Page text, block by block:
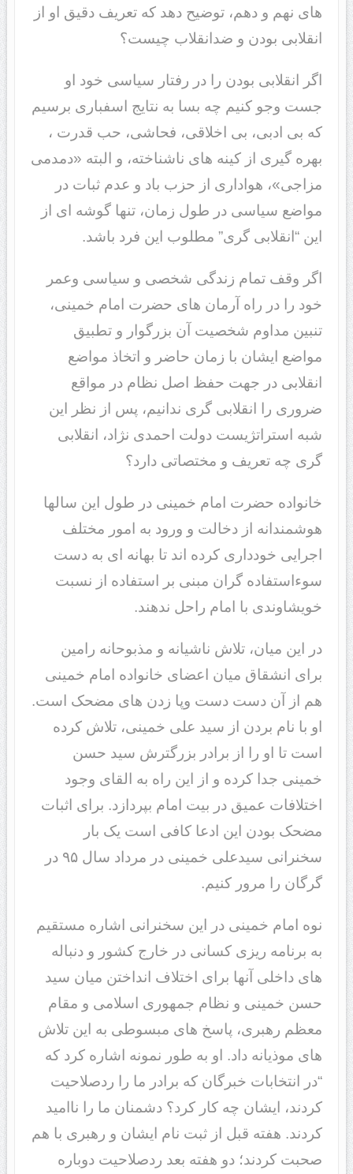
های نهم و دهم، توضیح دهد که تعریف دقیق او از
انقلابی بودن و ضدانقلاب چیست؟
اگر انقلابی بودن را در رفتار سیاسی خود او
جست وجو کنیم چه بسا به نتایج اسفباری برسیم
که بی ادبی، بی اخلاقی، فحاشی، حب قدرت ،
بهره گیری از کینه های ناشناخته، و البته «دمدمی
مزاجی»، هواداری از حزب باد و عدم ثبات در
مواضع سیاسی در طول زمان، تنها گوشه ای از
این “انقلابی گری” مطلوب این فرد باشد.
اگر وقف تمام زندگی شخصی و سیاسی وعمر
خود را در راه آرمان های حضرت امام خمینی،
تنبین مداوم شخصیت آن بزرگوار و تطبیق
مواضع ایشان با زمان حاضر و اتخاذ مواضع
انقلابی در جهت حفظ اصل نظام در مواقع
ضروری را انقلابی گری ندانیم، پس از نظر این
شبه استراتژیست دولت احمدی نژاد، انقلابی
گری چه تعریف و مختصاتی دارد؟
خانواده حضرت امام خمینی در طول این سالها
هوشمندانه از دخالت و ورود به امور مختلف
اجرایی خودداری کرده اند تا بهانه ای به دست
سوءاستفاده گران مبنی بر استفاده از نسبت
خویشاوندی با امام راحل ندهند.
در این میان، تلاش ناشیانه و مذبوحانه رامین
برای انشقاق میان اعضای خانواده امام خمینی
هم از آن دست دست وپا زدن های مضحک است.
او با نام بردن از سید علی خمینی، تلاش کرده
است تا او را از برادر بزرگترش سید حسن
خمینی جدا کرده و از این راه به القای وجود
اختلافات عمیق در بیت امام بپردازد. برای اثبات
مضحک بودن این ادعا کافی است یک بار
سخنرانی سیدعلی خمینی در مرداد سال ۹۵ در
گرگان را مرور کنیم.
نوه امام خمینی در این سخنرانی اشاره مستقیم
به برنامه ریزی کسانی در خارج کشور و دنباله
های داخلی آنها برای اختلاف انداختن میان سید
حسن خمینی و نظام جمهوری اسلامی و مقام
معظم رهبری، پاسخ های مبسوطی به این تلاش
های موذیانه داد. او به طور نمونه اشاره کرد که
“در انتخابات خبرگان که برادر ما را ردصلاحیت
کردند، ایشان چه کار کرد؟ دشمنان ما را ناامید
کردند. هفته قبل از ثبت نام ایشان و رهبری با هم
صحبت کردند؛ دو هفته بعد ردصلاحیت دوباره